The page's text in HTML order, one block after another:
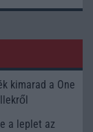
kimarad a One
a leplet az